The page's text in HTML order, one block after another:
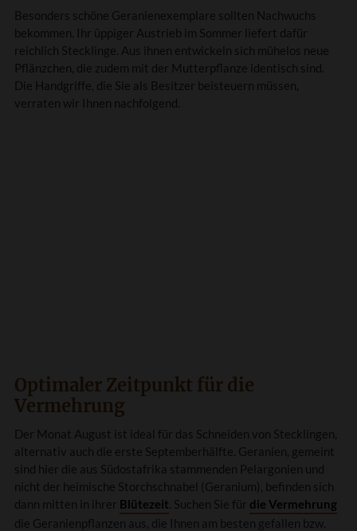
Besonders schöne Geranienexemplare sollten Nachwuchs
bekommen. Ihr üppiger Austrieb im Sommer liefert dafür
reichlich Stecklinge. Aus ihnen entwickeln sich mühelos neue
Pflänzchen, die zudem mit der Mutterpflanze identisch sind.
Die Handgriffe, die Sie als Besitzer beisteuern müssen,
verraten wir Ihnen nachfolgend.
Optimaler Zeitpunkt für die
Vermehrung
Der Monat August ist ideal für das Schneiden von Stecklingen,
alternativ auch die erste Septemberhälfte. Geranien, gemeint
sind hier die aus Südostafrika stammenden Pelargonien und
nicht der heimische Storchschnabel (Geranium), befinden sich
dann mitten in ihrer Blütezeit . Suchen Sie für die Vermehrung
die Geranienpflanzen aus, die Ihnen am besten gefallen bzw.